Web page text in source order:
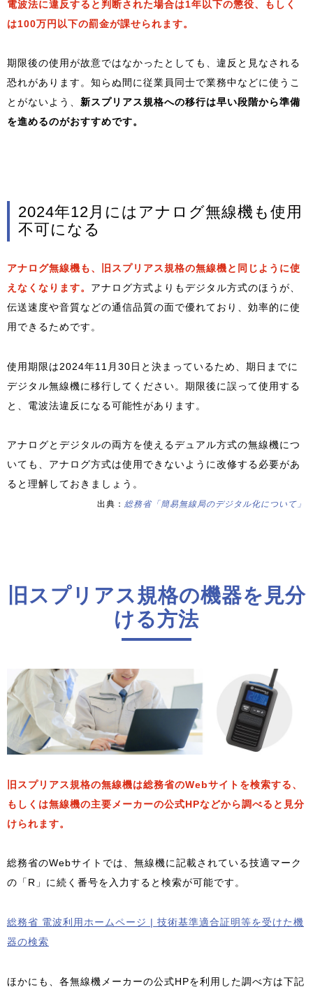
電波法に違反すると判断された場合は1年以下の懲役、もしく
は100万円以下の罰金が課せられます。
期限後の使用が故意ではなかったとしても、違反と見なされる
恐れがあります。知らぬ間に従業員同士で業務中などに使うこ
とがないよう、 新スプリアス規格への移行は早い段階から準備
を進めるのがおすすめです。
2024年12月にはアナログ無線機も使用
不可になる
アナログ無線機も、旧スプリアス規格の無線機と同じように使
えなくなります。 アナログ方式よりもデジタル方式のほうが、
伝送速度や音質などの通信品質の面で優れており、効率的に使
用できるためです。
使用期限は2024年11月30日と決まっているため、期日までに
デジタル無線機に移行してください。期限後に誤って使用する
と、電波法違反になる可能性があります。
アナログとデジタルの両方を使えるデュアル方式の無線機につ
いても、アナログ方式は使用できないように改修する必要があ
ると理解しておきましょう。
出典： 総務省「簡易無線局のデジタル化について」
旧スプリアス規格の機器を見分
ける方法
旧スプリアス規格の無線機は総務省のWebサイトを検索する、
もしくは無線機の主要メーカーの公式HPなどから調べると見分
けられます。
総務省のWebサイトでは、無線機に記載されている技適マーク
の「R」に続く番号を入力すると検索が可能です。
総務省 電波利用ホームページ | 技術基準適合証明等を受けた機
器の検索
ほかにも、各無線機メーカーの公式HPを利用した調べ方は下記